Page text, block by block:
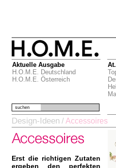
Aktuelle Ausgabe
H.O.M.E. Deutschland
H.O.M.E. Österreich
suchen
Design-Ideen / Accessoires
Erst die richtigen Zutaten
ergeben den perfekten